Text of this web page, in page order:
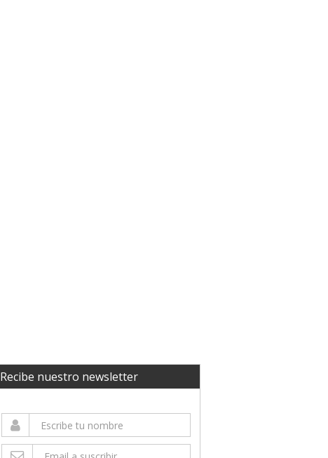
Recibe nuestro newsletter